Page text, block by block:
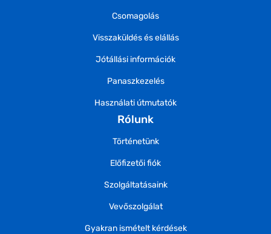
Csomagolás
Visszaküldés és elállás
Jótállási információk
Panaszkezelés
Használati útmutatók
Rólunk
Történetünk
Előfizetői fiók
Szolgáltatásaink
Vevőszolgálat
Gyakran ismételt kérdések